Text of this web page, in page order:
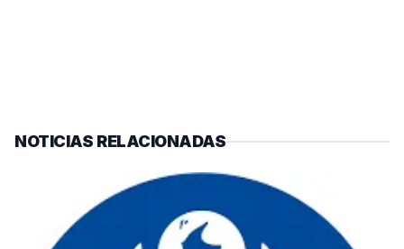
NOTICIAS RELACIONADAS